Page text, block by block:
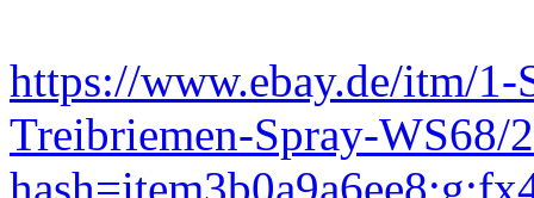
https://www.ebay.de/itm/
Treibriemen-Spray-WS68/